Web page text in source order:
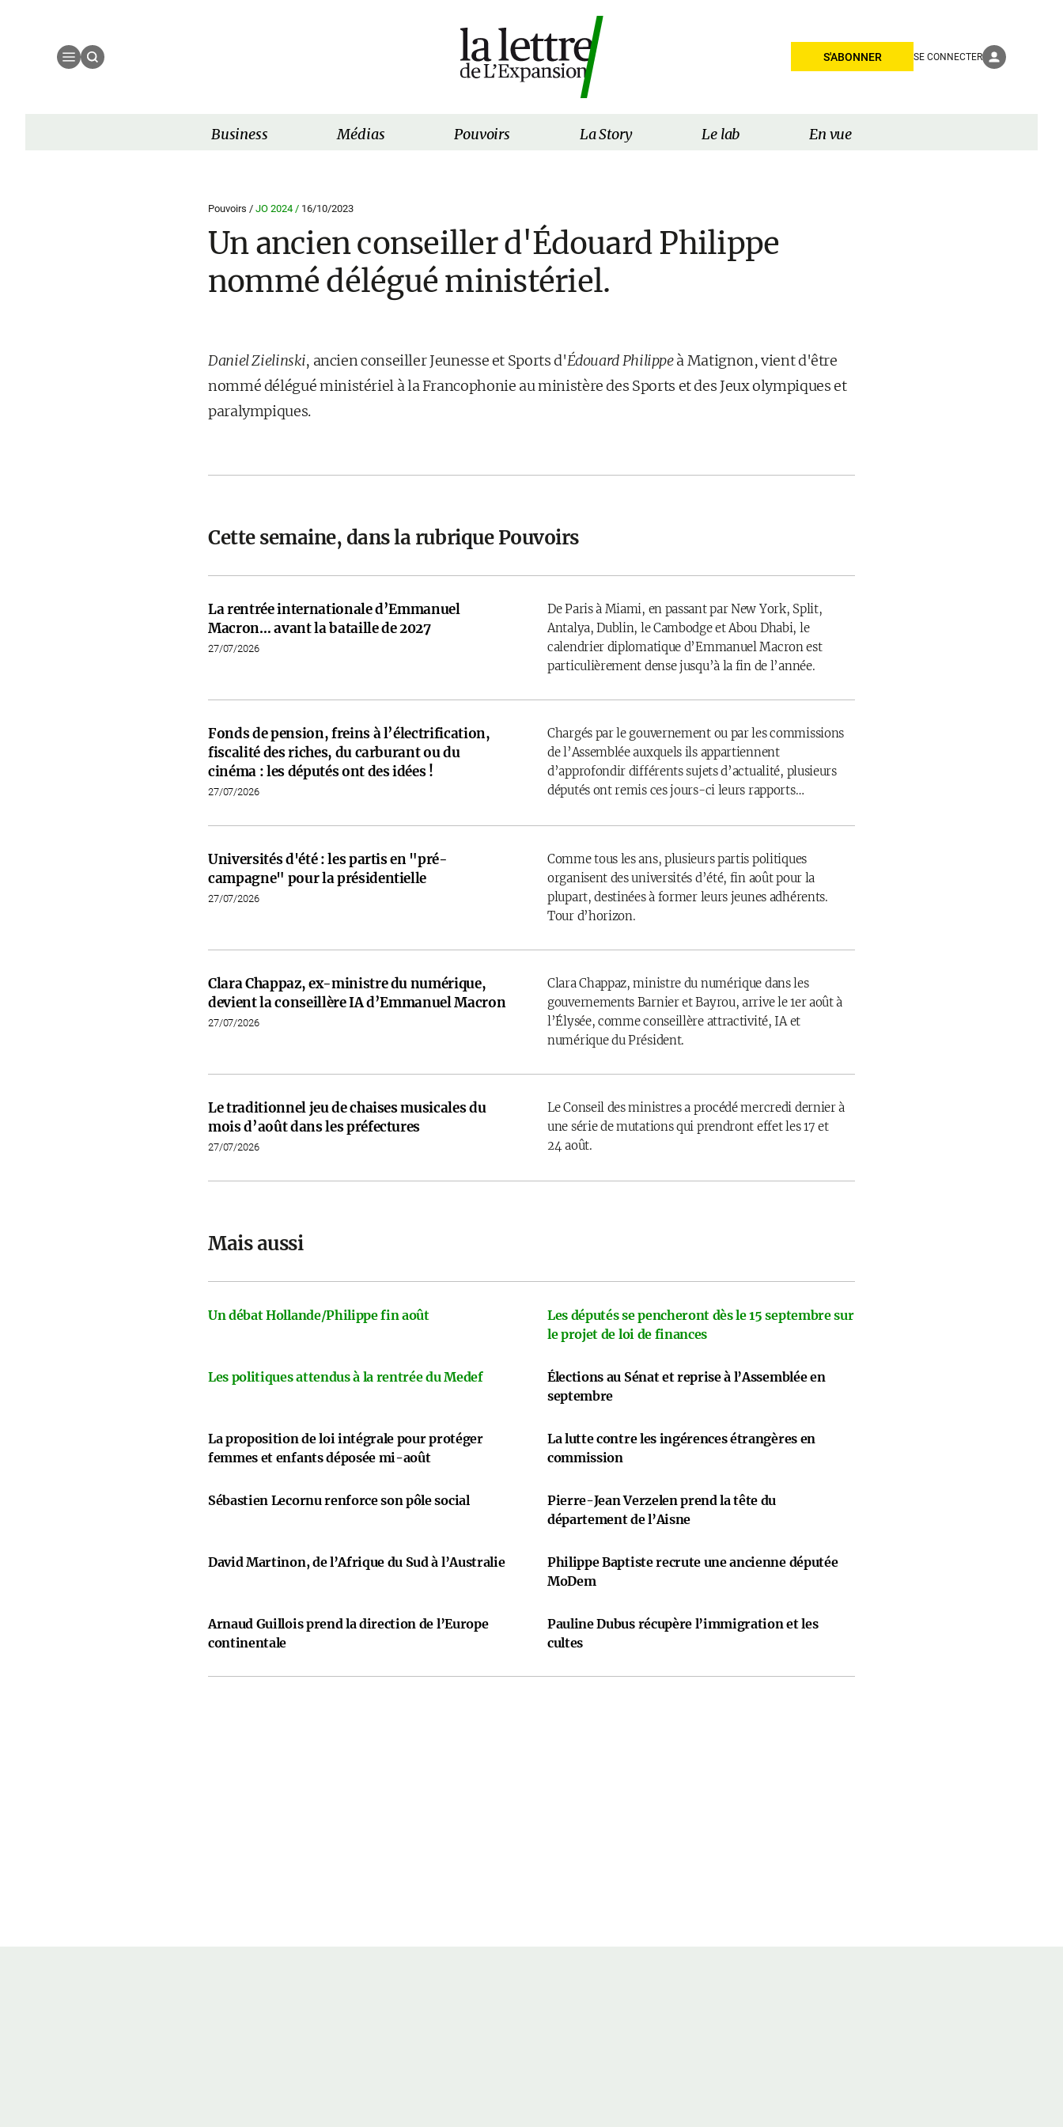
S'ABONNER SE CONNECTER
Business Médias Pouvoirs La Story Le lab En vue
Pouvoirs / JO 2024 / 16/10/2023
Un ancien conseiller d'Édouard Philippe
nommé délégué ministériel.
Daniel Zielinski, ancien conseiller Jeunesse et Sports d'Édouard Philippeà Matignon, vient d'être
nommé délégué ministériel à la Francophonie au ministère des Sports et des Jeux olympiques et
paralympiques.
Cette semaine, dans la rubrique Pouvoirs
La rentrée internationale d’Emmanuel
Macron… avant la bataille de 2027
27/07/2026
De Paris à Miami, en passant par New York, Split,
Antalya, Dublin, le Cambodge et Abou Dhabi, le
calendrier diplomatique d’Emmanuel Macron est
particulièrement dense jusqu’à la fin de l’année.
Fonds de pension, freins à l’électrification,
fiscalité des riches, du carburant ou du
cinéma : les députés ont des idées !
27/07/2026
Chargés par le gouvernement ou par les commissions
de l’Assemblée auxquels ils appartiennent
d’approfondir différents sujets d’actualité, plusieurs
députés ont remis ces jours-ci leurs rapports…
Universités d'été : les partis en "pré-
campagne" pour la présidentielle
27/07/2026
Comme tous les ans, plusieurs partis politiques
organisent des universités d’été, fin août pour la
plupart, destinées à former leurs jeunes adhérents.
Tour d’horizon.
Clara Chappaz, ex-ministre du numérique,
devient la conseillère IA d’Emmanuel Macron
27/07/2026
Clara Chappaz, ministre du numérique dans les
gouvernements Barnier et Bayrou, arrive le 1er août à
l’Élysée, comme conseillère attractivité, IA et
numérique du Président.
Le traditionnel jeu de chaises musicales du
mois d’août dans les préfectures
27/07/2026
Le Conseil des ministres a procédé mercredi dernier à
une série de mutations qui prendront effet les 17 et
24 août.
Mais aussi
Un débat Hollande/Philippe fin août
Les députés se pencheront dès le 15 septembre sur
le projet de loi de finances
Les politiques attendus à la rentrée du Medef
Élections au Sénat et reprise à l’Assemblée en
septembre
La proposition de loi intégrale pour protéger
femmes et enfants déposée mi-août
La lutte contre les ingérences étrangères en
commission
Sébastien Lecornu renforce son pôle social
Pierre-Jean Verzelen prend la tête du
département de l’Aisne
David Martinon, de l’Afrique du Sud à l’Australie
Philippe Baptiste recrute une ancienne députée
MoDem
Arnaud Guillois prend la direction de l’Europe
continentale
Pauline Dubus récupère l’immigration et les
cultes